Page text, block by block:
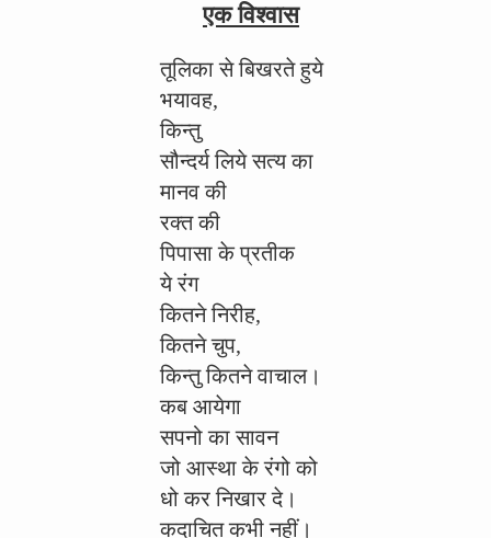
एक विश्वास
तूलिका से बिखरते हुये
भयावह,
किन्तु
सौन्दर्य लिये सत्य का
मानव की
रक्त की
पिपासा के प्रतीक
ये रंग
कितने निरीह,
कितने चुप,
किन्तु कितने वाचाल।
कब आयेगा
सपनो का सावन
जो आस्था के रंगो को
धो कर निखार दे।
कदाचित कभी नहीं।